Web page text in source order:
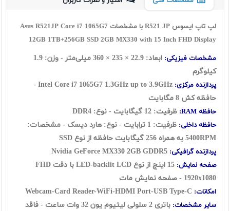
لپ تاپ ایسوس R521 JP با مشخصات Asus R521JP Core i7 1065G7
12GB 1TB+256GB SSD 2GB MX330 with 15 Inch FHD Display
مشخصات فیزیکی:
ابعاد: 22.9 × 235 × 360 میلی‌متر - وزن: 1.9
کیلوگرم
پردازنده مرکزی:
Intel Core i7 1065G7 1.3GHz up to 3.9GHz -
حافظه کش 8 مگابایت
حافظه RAM: ظرفیت: 12 گيگابايت - نوع: DDR4
حافظه داخلی:
ظرفیت: 1 ترابايت - نوع: هارد ديسک - مشخصات:
5400RPM به همراه 256 گیگابایت حافظه از نوع SSD
پردازنده گرافیکی:
صفحه نمایش:
15 اينچ از نوع LED-backlit LCD با دقت FHD
1920x1080 - صفحه نمایش مات
امکانات:
سایر مشخصات:
باتری 2 سلولی لیتیوم یون 32 وات ساعت - فاقد